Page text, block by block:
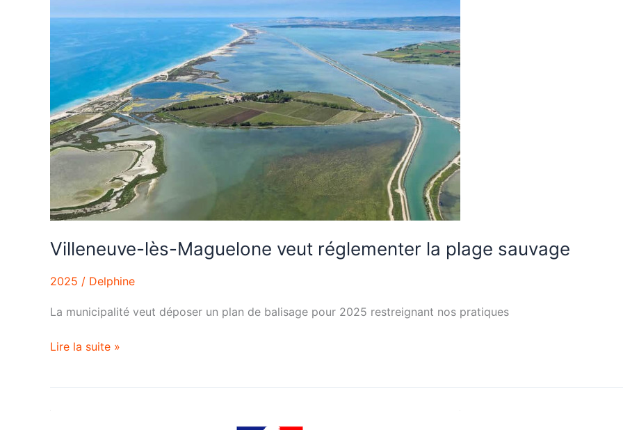
Villeneuve-lès-Maguelone veut réglementer la plage sauvage
2025 / Delphine
La municipalité veut déposer un plan de balisage pour 2025 restreignant nos pratiques
lès-
Maguelone
veut
réglementer
la
plage
sauvage
Lire la suite »